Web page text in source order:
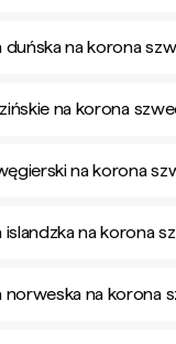
na korona
na korona
na korona
na korona
na korona